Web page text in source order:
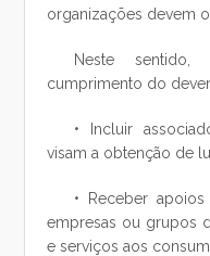
organizações devem
Neste sentido,
cumprimento do
• Incluir
visam a obtenção de
• Receber
empresas ou grupos
e serviços aos